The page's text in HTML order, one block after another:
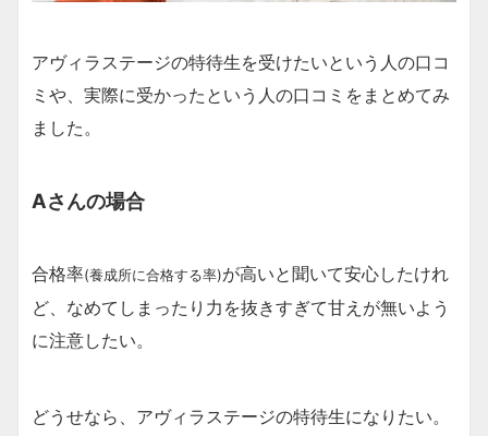
アヴィラステージの特待生を受けたいという人の口コ
ミや、実際に受かったという人の口コミをまとめてみ
ました。
Aさんの場合
合格率(養成所に合格する率)が高いと聞いて安心したけれ
ど、なめてしまったり力を抜きすぎて甘えが無いよう
に注意したい。
どうせなら、アヴィラステージの特待生になりたい。